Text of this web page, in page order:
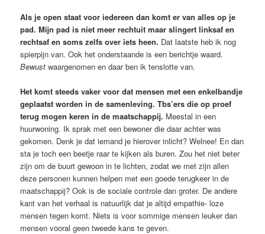
Als je open staat voor iedereen dan komt er van alles op je
pad. Mijn pad is niet meer rechtuit maar slingert linksaf en
rechtsaf en soms zelfs over iets heen. Dat laatste heb ik nog
spierpijn van. Ook het onderstaande is een berichtje waard.
Bewustwaargenomen en daar ben ik tenslotte van.
Het komt steeds vaker voor dat mensen met een enkelbandje
geplaatst worden in de samenleving. Tbs’ers die op proef
terug mogen keren in de maatschappij. Meestal in een
huurwoning. Ik sprak met een bewoner die daar achter was
gekomen. Denk je dat iemand je hierover inlicht? Welnee! En dan
sta je toch een beetje raar te kijken als buren. Zou het niet beter
zijn om de buurt gewoon in te lichten, zodat we met zijn allen
deze personen kunnen helpen met een goede terugkeer in de
maatschappij? Ook is de sociale controle dan groter. De andere
kant van het verhaal is natuurlijk dat je altijd empathie- loze
mensen tegen komt. Niets is voor sommige mensen leuker dan
mensen vooral geen tweede kans te geven.